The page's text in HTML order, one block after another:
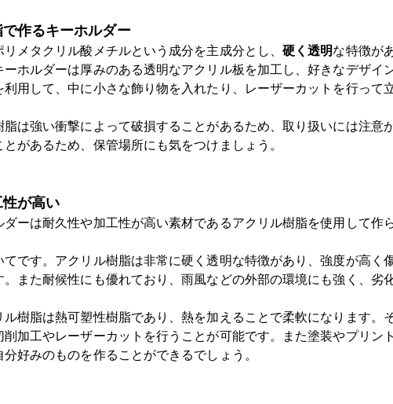
作るキーホルダー
メタクリル酸メチルという成分を主成分とし、 硬く透明な特徴が
ーホルダーは厚みのある透明なアクリル板を加工し、好きなデザイ
利用して、中に小さな飾り物を入れたり、レーザーカットを行って
脂は強い衝撃によって破損することがあるため、取り扱いには注意
があるため、保管場所にも気をつけましょう。
が高い
ダーは耐久性や加工性が高い素材であるアクリル樹脂を使用して作
てです。アクリル樹脂は非常に硬く透明な特徴があり、強度が高く
。また耐候性にも優れており、雨風などの外部の環境にも強く、劣
樹脂は熱可塑性樹脂であり、熱を加えることで柔軟になります。
削加工やレーザーカットを行うことが可能です。また塗装やプリン
好みのものを作ることができるでしょう。